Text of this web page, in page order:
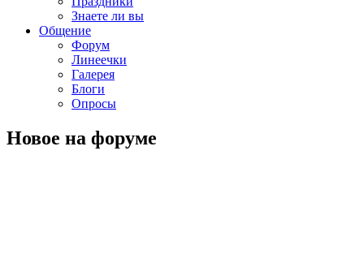
Знаете ли вы
Общение
Форум
Линеечки
Галерея
Блоги
Опросы
Новое на форуме